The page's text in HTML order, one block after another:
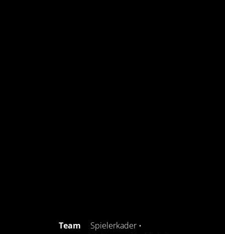
Team Spielerkader •